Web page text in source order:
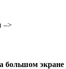
–>
большом